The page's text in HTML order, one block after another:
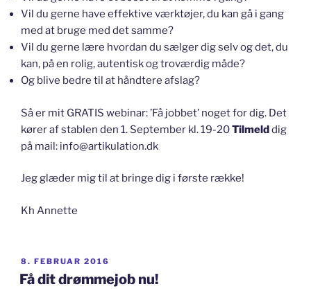
Vil du gerne have effektive værktøjer, du kan gå i gang
med at bruge med det samme?
Vil du gerne lære hvordan du sælger dig selv og det, du
kan, på en rolig, autentisk og troværdig måde?
Og blive bedre til at håndtere afslag?
Så er mit GRATIS webinar: ’Få jobbet’ noget for dig. Det
kører af stablen den 1. September kl. 19-20Tilmelddig
på mail: info@artikulation.dk
Jeg glæder mig til at bringe dig i første række!
Kh Annette
UDGIVET
DEN
8. FEBRUAR 2016
Få dit drømmejob nu!